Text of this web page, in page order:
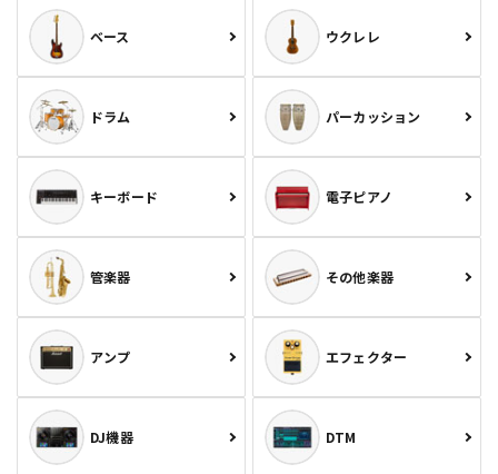
ベース ウクレレ
ドラム パーカッション
キーボード 電子ピアノ
管楽器 その他楽器
アンプ エフェクター
DJ機器 DTM